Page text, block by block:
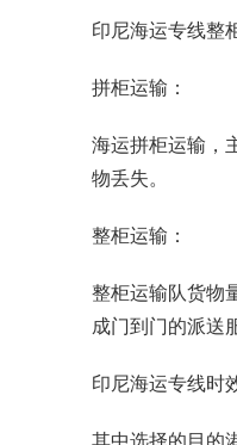
印尼海运专线整
拼柜运输：
海运拼柜运输，
物丢失。
整柜运输：
整柜运输队货物
成门到门的派送
印尼海运专线时